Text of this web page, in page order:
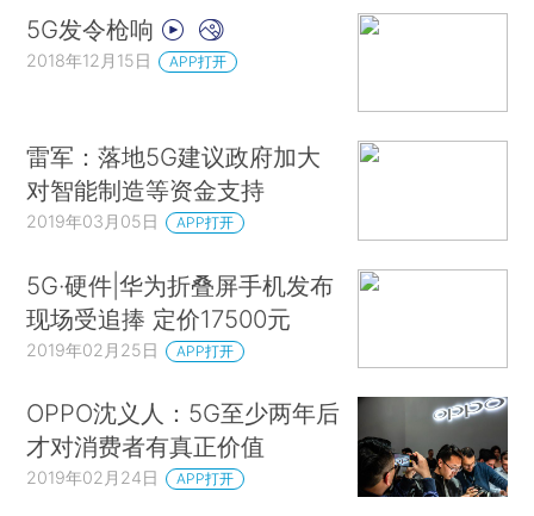
5G发令枪响
2018年12月15日 APP打开
雷军：落地5G建议政府加大
对智能制造等资金支持
2019年03月05日 APP打开
5G·硬件|华为折叠屏手机发布
现场受追捧 定价17500元
2019年02月25日 APP打开
OPPO沈义人：5G至少两年后
才对消费者有真正价值
2019年02月24日 APP打开